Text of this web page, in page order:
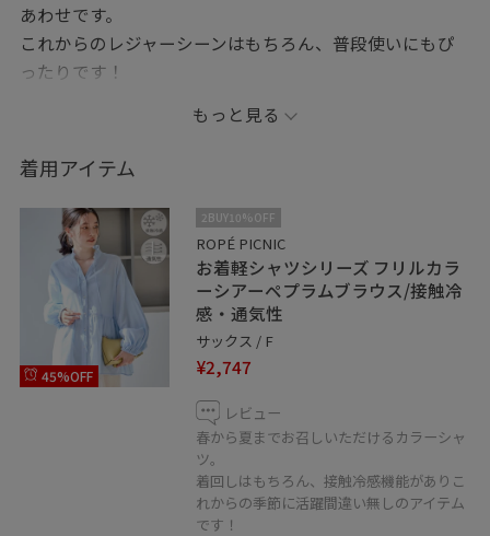
あわせです。
これからのレジャーシーンはもちろん、普段使いにもぴ
ったりです！
を楽しんでいただけます。
もっと見る
着用アイテム
45%OFF
2BUY10%OFF
ROPÉ PICNIC
お着軽シャツシリーズ フリルカラ
ーシアーペプラムブラウス/接触冷
感・通気性
サックス / F
¥2,747
レビュー
春から夏までお召しいただけるカラーシャ
ツ。
着回しはもちろん、接触冷感機能がありこ
れからの季節に活躍間違い無しのアイテム
です！